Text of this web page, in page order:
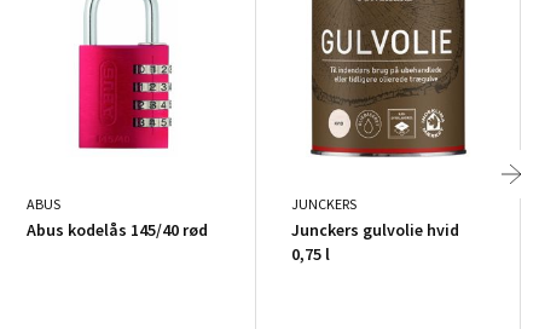
ABUS
Abus kodelås 145/40 rød
JUNCKERS
Junckers gulvolie hvid
0,75 l